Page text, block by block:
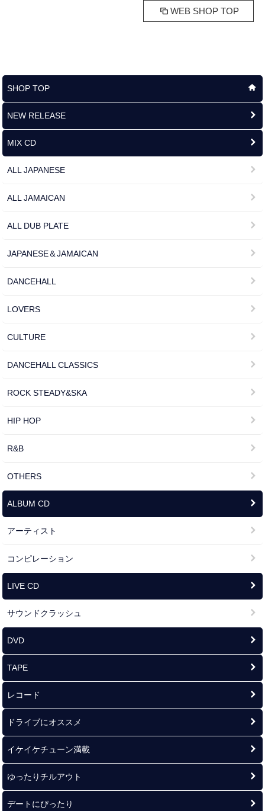
WEB SHOP TOP
SHOP TOP
NEW RELEASE
MIX CD
ALL JAPANESE
ALL JAMAICAN
ALL DUB PLATE
JAPANESE＆JAMAICAN
DANCEHALL
LOVERS
CULTURE
DANCEHALL CLASSICS
ROCK STEADY&SKA
HIP HOP
R&B
OTHERS
ALBUM CD
アーティスト
コンピレーション
LIVE CD
サウンドクラッシュ
DVD
TAPE
レコード
ドライブにオススメ
イケイケチューン満載
ゆったりチルアウト
デートにぴったり